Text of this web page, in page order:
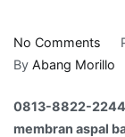
No Comments
–
By Abang Morillo
0813-8822-2244
membran aspal